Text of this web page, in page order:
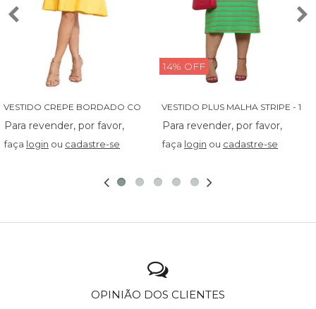
faça login ou cadastre-se
14% OFF
faça login ou cadastre-se
OPINIÃO DOS CLIENTES